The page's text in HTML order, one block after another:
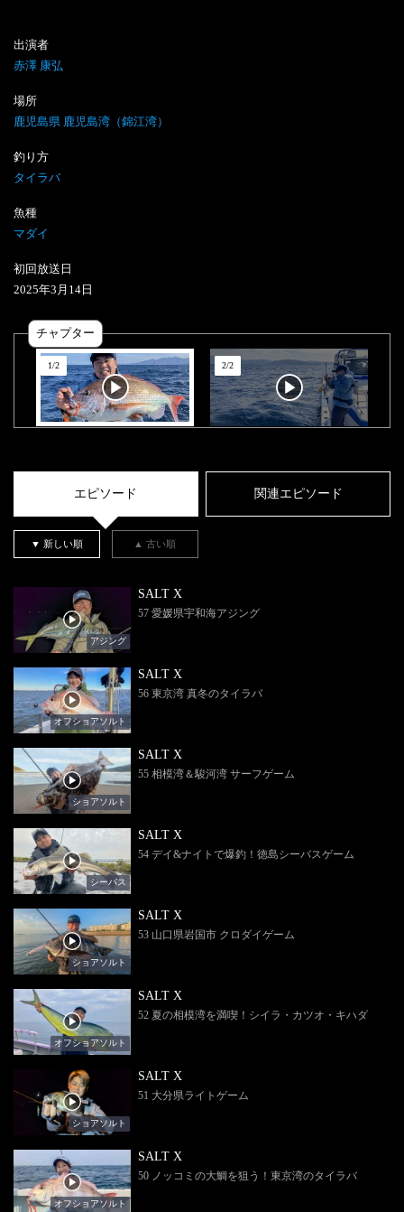
出演者
赤澤 康弘
場所
鹿児島県 鹿児島湾（錦江湾）
釣り方
タイラバ
魚種
マダイ
初回放送日
2025年3 月 14 日
チャプター
1/2 2/2
エピソード 関連エピソード
▼ 新しい順 ▲ 古い順
アジング
SALT X
57 愛媛県宇和海アジング
オフショアソルト
SALT X
56 東京湾 真冬のタイラバ
ショアソルト
SALT X
55 相模湾＆駿河湾 サーフゲーム
シーバス
SALT X
54 デイ&ナイトで爆釣！徳島シーバスゲーム
ショアソルト
SALT X
53 山口県岩国市 クロダイゲーム
オフショアソルト
SALT X
52 夏の相模湾を満喫！シイラ・カツオ・キハダ
ショアソルト
SALT X
51 大分県ライトゲーム
オフショアソルト
SALT X
50 ノッコミの大鯛を狙う！東京湾のタイラバ